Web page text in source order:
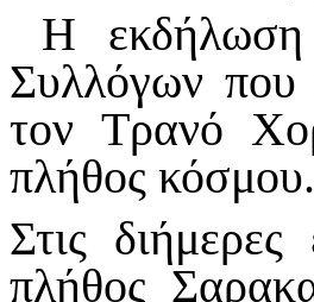
Η εκδήλωση
Συλλόγων που
τον Τρανό
πλήθος κόσμου.
Στις
πλήθος